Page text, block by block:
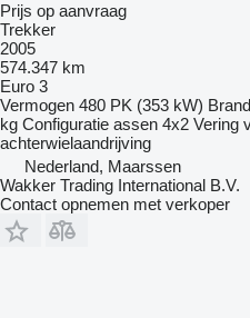
Prijs op aanvraag
Trekker
2005
574.347 km
Euro 3
Vermogen 480 PK (353 kW)
kg Configuratie assen 4x2 Vering
achterwielaandrijving
Nederland, Maarssen
Wakker Trading International B.V.
Contact opnemen met verkoper